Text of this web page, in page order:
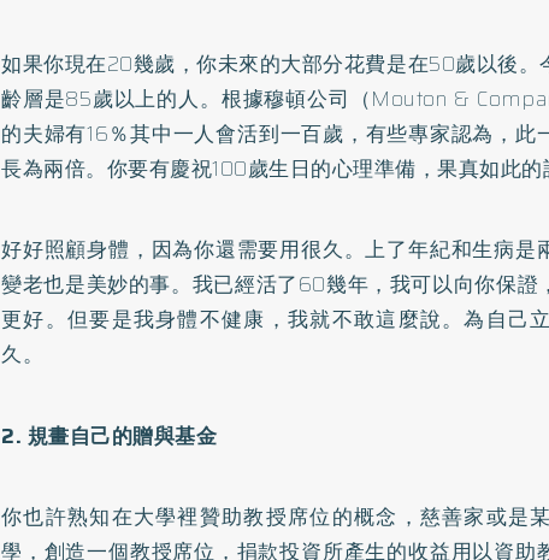
如果你現在20幾歲，你未來的大部分花費是在50歲以後。
齡層是85歲以上的人。根據穆頓公司（Mouton &
的夫婦有16％其中一人會活到一百歲，有些專家認為，此
長為兩倍。你要有慶祝100歲生日的心理準備，果真如此的
好好照顧身體，因為你還需要用很久。上了年紀和生病是
變老也是美妙的事。我已經活了60幾年，我可以向你保證
更好。但要是我身體不健康，我就不敢這麼說。為自己
久。
2. 規畫自己的贈與基金
你也許熟知在大學裡贊助教授席位的概念，慈善家或是
學，創造一個教授席位，捐款投資所產生的收益用以資助